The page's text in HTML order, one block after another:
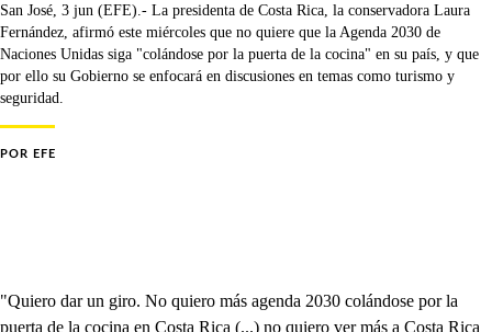
San José, 3 jun (EFE).- La presidenta de Costa Rica, la conservadora Laura
Fernández, afirmó este miércoles que no quiere que la Agenda 2030 de
Naciones Unidas siga "colándose por la puerta de la cocina" en su país, y que
por ello su Gobierno se enfocará en discusiones en temas como turismo y
seguridad.
POR EFE
"Quiero dar un giro. No quiero más agenda 2030 colándose por la
puerta de la cocina en Costa Rica (...) no quiero ver más a Costa Rica